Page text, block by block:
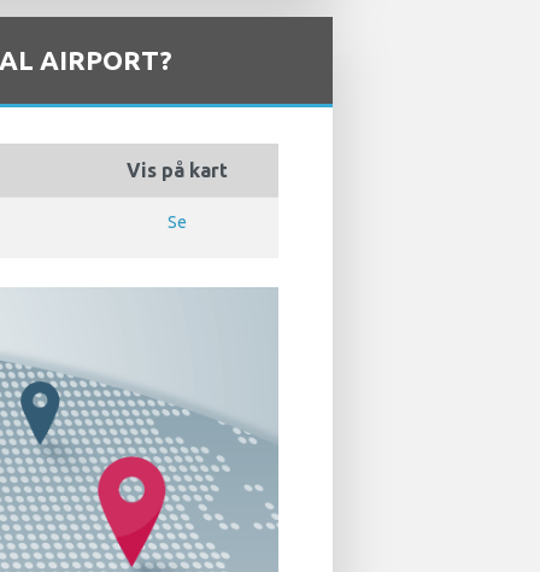
AIRPORT?
Vis på kart
Se